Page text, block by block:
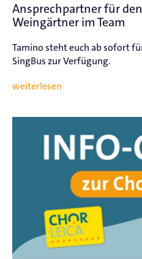
Ansprechpartner für
Weingärtner im Team
Tamino steht euch ab sofort
SingBus zur Verfügung.
weiterlesen